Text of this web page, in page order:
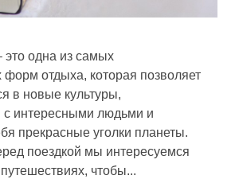
это одна из самых
форм отдыха, которая позволяет
в новые культуры,
с интересными людьми и
прекрасные уголки планеты.
поездкой мы интересуемся
чтобы...